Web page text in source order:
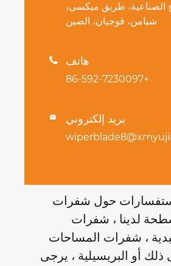
الصناعية، طريق ميكسي،
شيامن، فوجيان، الصين
 هاتف
+86-592-7230097
 بريد إلكتروني
حول شفرات
لدينا ، شفرات
، شفرات المساحات
ذلك أو البريسيلية ، يرجى